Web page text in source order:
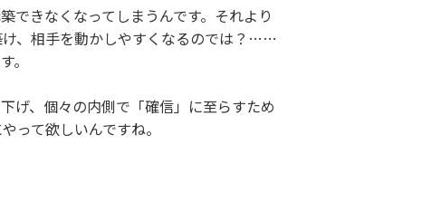
できなくなってしまうんです。それより
け、相手を動かしやすくなるのでは？……
。
げ、個々の内側で「確信」に至らすため
って欲しいんですね。